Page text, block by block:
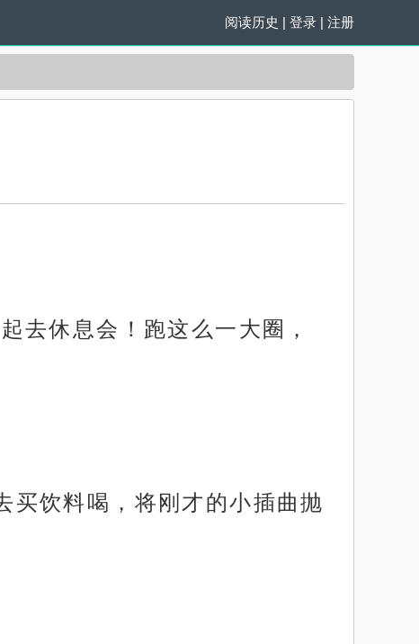
阅读历史 | 登录 | 注册
去休息会！跑这么一大圈，
买饮料喝，将刚才的小插曲抛